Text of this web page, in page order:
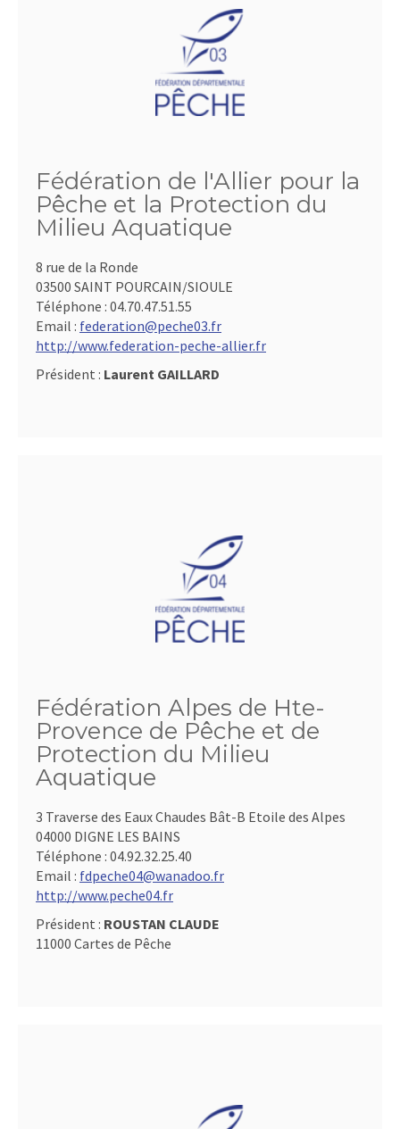
Fédération de l'Allier pour la
Pêche et la Protection du
Milieu Aquatique
8 rue de la Ronde
03500 SAINT POURCAIN/SIOULE
Téléphone : 04.70.47.51.55
Email : federation@peche03.fr
http://www.federation-peche-allier.fr
Président : Laurent GAILLARD
Fédération Alpes de Hte-
Provence de Pêche et de
Protection du Milieu
Aquatique
3 Traverse des Eaux Chaudes Bât-B Etoile des Alpes
04000 DIGNE LES BAINS
Téléphone : 04.92.32.25.40
Email : fdpeche04@wanadoo.fr
http://www.peche04.fr
Président : ROUSTAN CLAUDE
11000 Cartes de Pêche